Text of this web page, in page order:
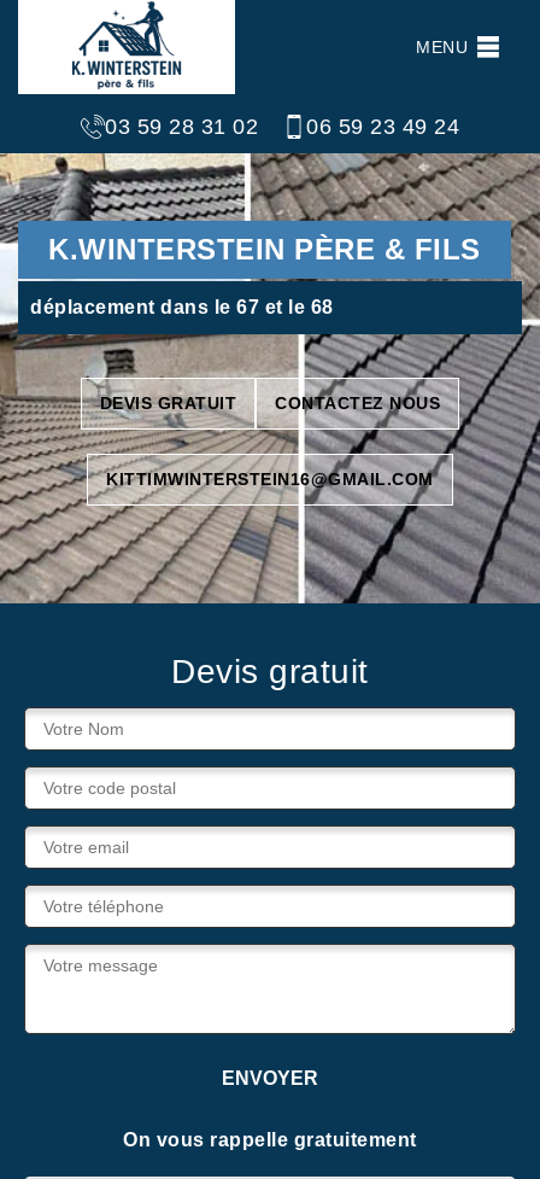
MENU
03 59 28 31 02 06 59 23 49 24
K.WINTERSTEIN PÈRE & FILS
déplacement dans le 67 et le 68
DEVIS GRATUIT CONTACTEZ NOUS
KITTIMWINTERSTEIN16@GMAIL.COM
Devis gratuit
On vous rappelle gratuitement